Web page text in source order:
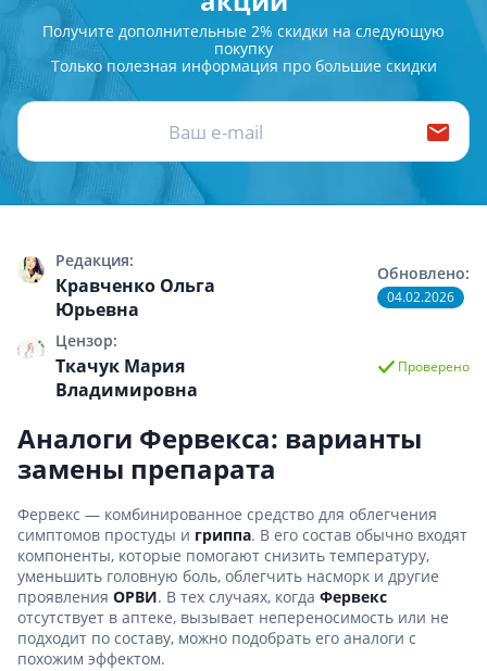
Получите дополнительные 2% скидки на следующую
покупку
Только полезная информация про большие скидки
Редакция:
Кравченко Ольга
Юрьевна
Цензор:
Ткачук Мария
Владимировна
Обновлено:
04.02.2026
Проверено
Аналоги Фервекса: варианты
замены препарата
Фервекс — комбинированное средство для облегчения
симптомов простуды и гриппа. В его состав обычно входят
компоненты, которые помогают снизить температуру,
уменьшить головную боль, облегчить насморк и другие
проявления ОРВИ. В тех случаях, когда Фервекс
отсутствует в аптеке, вызывает непереносимость или не
подходит по составу, можно подобрать его аналоги с
похожим эффектом.